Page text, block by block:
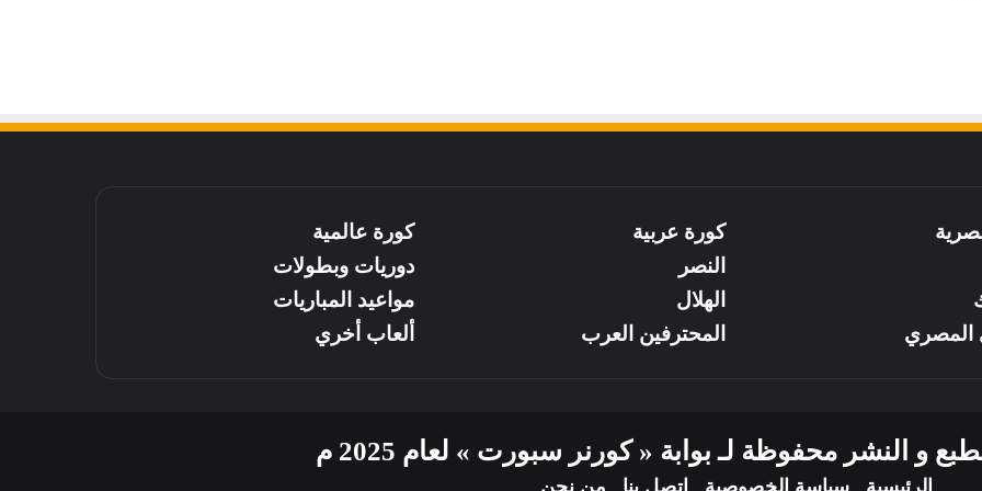
المصري
كورة عربية
النصر
الهلال
المحترفين العرب
كورة عالمية
دوريات وبطولات
مواعيد المباريات
ألعاب أخري
و النشر محفوظة لـ بوابة « كورنر سبورت » لعام 2025 م
الرئيسية سياسة الخصوصية إتصل بنا من نحن